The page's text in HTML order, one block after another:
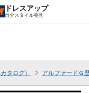
ドレスアップ
自分スタイル発見
タログ） アルファードＧ